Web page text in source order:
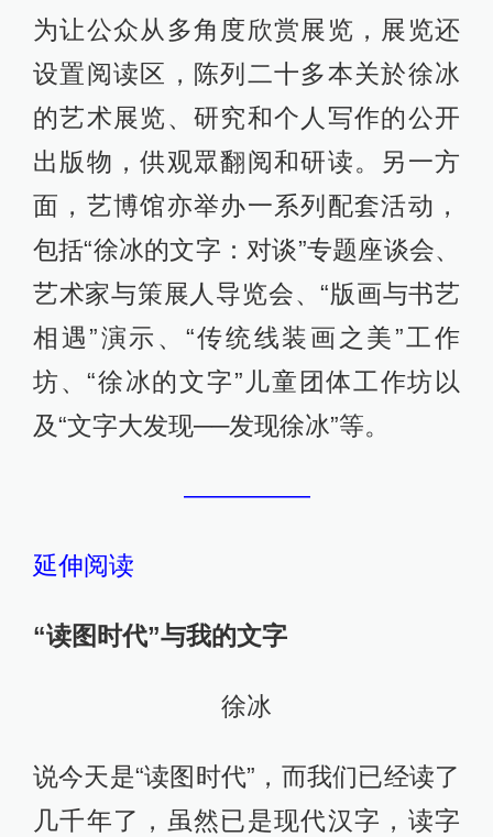
为让公众从多角度欣赏展览，展览还
设置阅读区，陈列二十多本关於徐冰
的艺术展览、研究和个人写作的公开
出版物，供观眾翻阅和研读。另一方
面，艺博馆亦举办一系列配套活动，
包括“徐冰的文字：对谈”专题座谈会、
艺术家与策展人导览会、“版画与书艺
相遇”演示、“传统线装画之美”工作
坊、“徐冰的文字”儿童团体工作坊以
及“文字大发现──发现徐冰”等。
—————
延伸阅读
“读图时代”与我的文字
徐冰
说今天是“读图时代”，而我们已经读了
几千年了，虽然已是现代汉字，读字